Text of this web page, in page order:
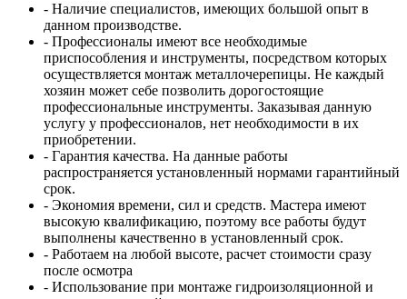
- Наличие специалистов, имеющих большой опыт в
данном производстве.
- Профессионалы имеют все необходимые
приспособления и инструменты, посредством которых
осуществляется монтаж металлочерепицы. Не каждый
хозяин может себе позволить дорогостоящие
профессиональные инструменты. Заказывая данную
услугу у профессионалов, нет необходимости в их
приобретении.
- Гарантия качества. На данные работы
распространяется установленный нормами гарантийный
срок.
- Экономия времени, сил и средств. Мастера имеют
высокую квалификацию, поэтому все работы будут
выполнены качественно в установленный срок.
- Работаем на любой высоте, расчет стоимости сразу
после осмотра
- Использование при монтаже гидроизоляционной и